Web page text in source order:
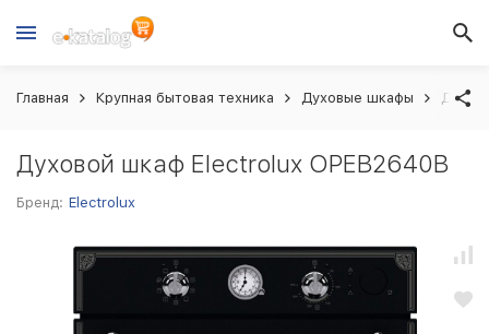
Главная Крупная бытовая техника Духовые шкафы
Духовой шкаф Electrolux OPEB2640B
Бренд: Electrolux